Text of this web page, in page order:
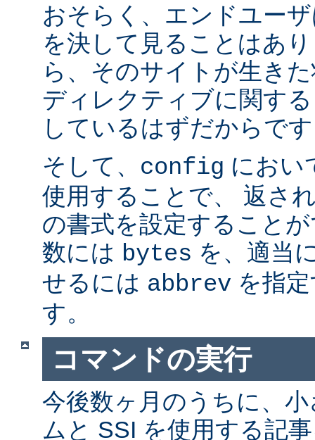
おそらく、エンドユー
を決して見ることはあ
ら、そのサイトが生き
ディレクティブに関す
しているはずだからで
そして、 config にお
使用することで、 返さ
の書式を設定すること
数には bytes を、適当
せるには abbrev を指
す。
コマンドの実行
今後数ヶ月のうちに、
ムと SSI を使用する記